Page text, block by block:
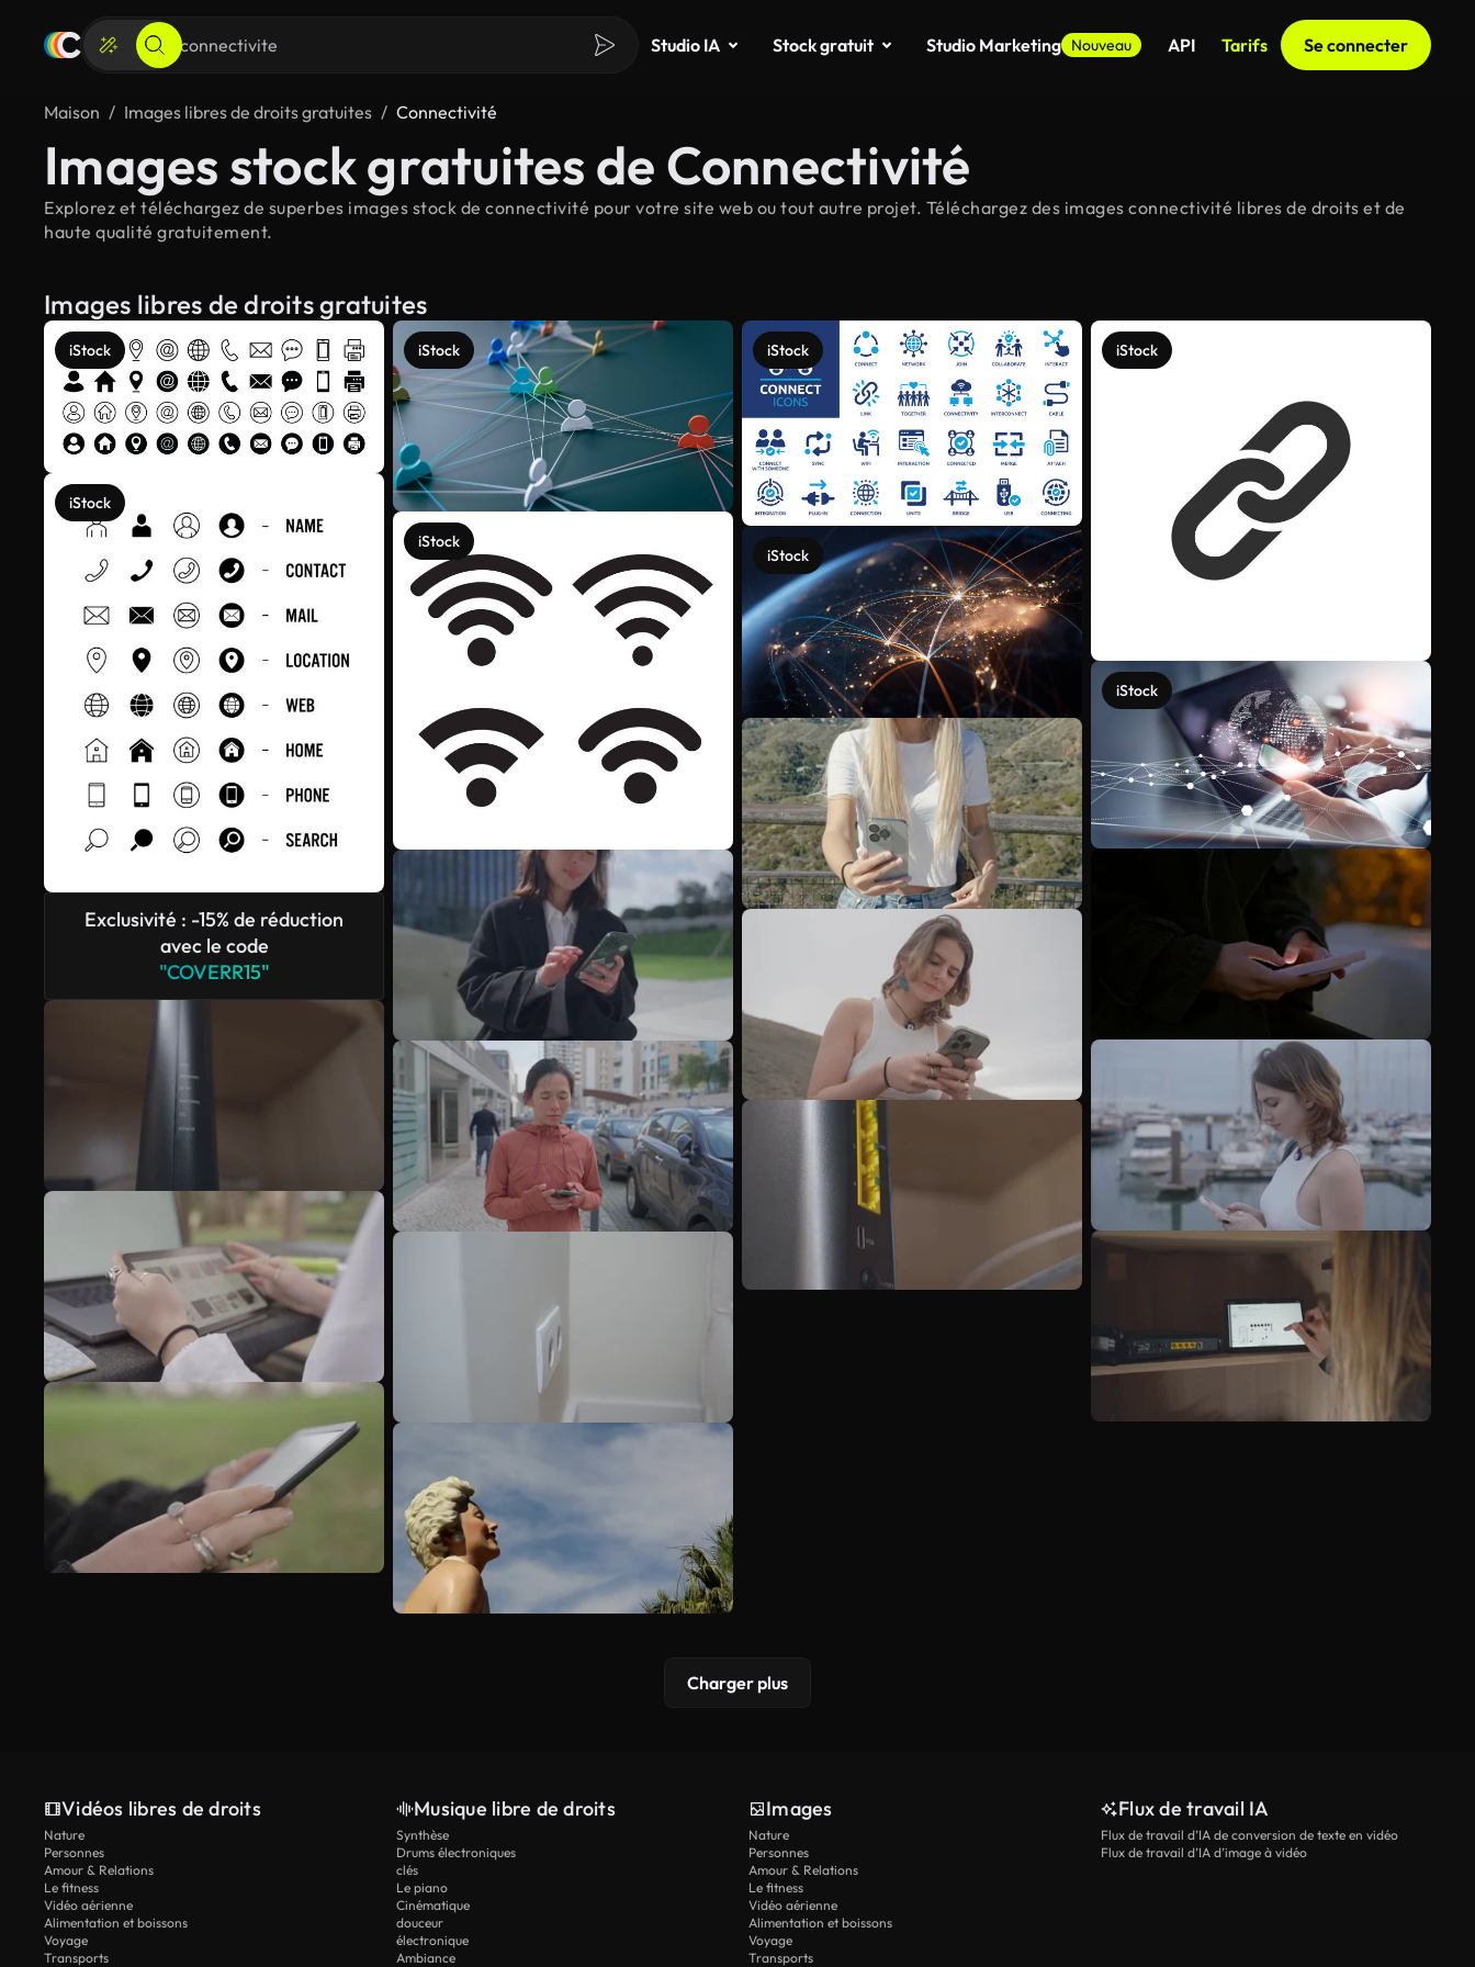
Studio IA Stock gratuit Studio Marketing Nouveau API Tarifs Se connecter
Maison Images libres de droits gratuites Connectivité
Images stock gratuites de Connectivité
Explorez et téléchargez de superbes images stock de connectivité pour votre site web ou tout autre projet. Téléchargez des images connectivité libres de droits et de
haute qualité gratuitement.
Images libres de droits gratuites
iStock
iStock
Exclusivité : -15% de réduction
avec le code
"COVERR15"
iStock
iStock
iStock
iStock
iStock
iStock
Voir plus
Charger plus
Vidéos libres de droits
Nature
Personnes
Amour & Relations
Le fitness
Vidéo aérienne
Alimentation et boissons
Voyage
Transports
Musique libre de droits
Synthèse
Drums électroniques
clés
Le piano
Cinématique
douceur
électronique
Ambiance
Images
Nature
Personnes
Amour & Relations
Le fitness
Vidéo aérienne
Alimentation et boissons
Voyage
Transports
Flux de travail IA
Flux de travail d’IA de conversion de texte en vidéo
Flux de travail d’IA d’image à vidéo